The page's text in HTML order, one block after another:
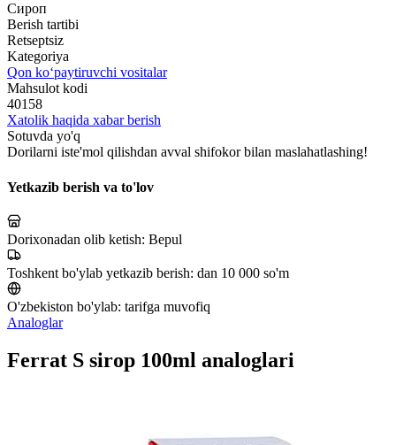
Сироп
Berish tartibi
Retseptsiz
Kategoriya
Qon ko‘paytiruvchi vositalar
Mahsulot kodi
40158
Xatolik haqida xabar berish
Sotuvda yo'q
Dorilarni iste'mol qilishdan avval shifokor bilan maslahatlashing!
Yetkazib berish va to'lov
Dorixonadan olib ketish: Bepul
Toshkent bo'ylab yetkazib berish: dan 10 000 so'm
O'zbekiston bo'ylab: tarifga muvofiq
Analoglar
Ferrat S sirop 100ml analoglari